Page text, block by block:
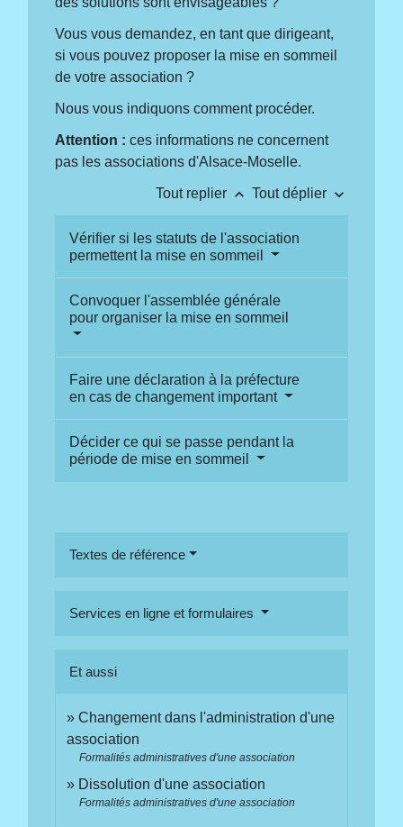
Vous vous demandez, en tant que dirigeant,
si vous pouvez proposer la mise en sommeil
de votre association ?
Nous vous indiquons comment procéder.
Attention : ces informations ne concernent
pas les associations d'Alsace-Moselle.
Tout replier keyboard_arrow_up Tout déplier keyboard_arrow_down
Vérifier si les statuts de l'association
permettent la mise en sommeil
Convoquer l'assemblée générale
pour organiser la mise en sommeil
Faire une déclaration à la préfecture
en cas de changement important
Décider ce qui se passe pendant la
période de mise en sommeil
Textes de référence
Services en ligne et formulaires
Et aussi
Changement dans l'administration d'une
association
Formalités administratives d'une association
Dissolution d'une association
Formalités administratives d'une association